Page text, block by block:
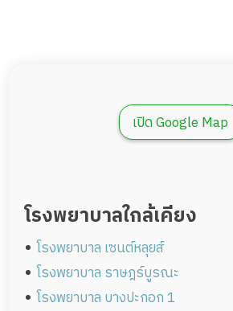
เปิด Google Map
โรงพยาบาลใกล้เคียง
โรงพยาบาล เซนต์หลุยส์
โรงพยาบาล ราษฎร์บูรณะ
โรงพยาบาล บางปะกอก 1